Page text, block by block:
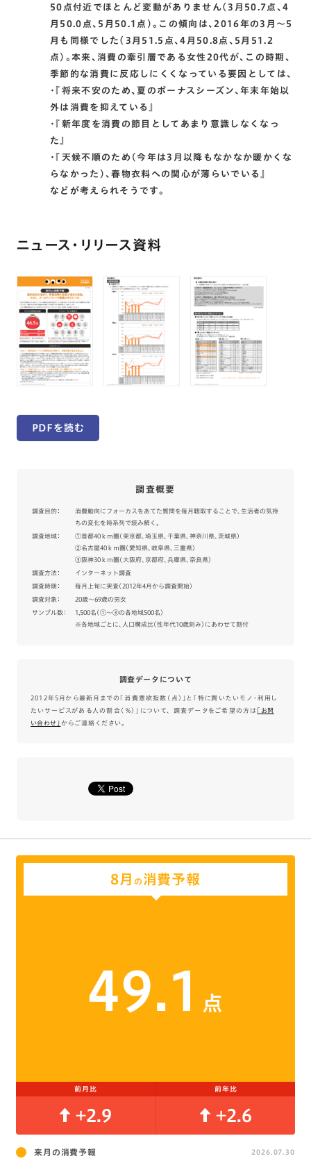
50点付近でほとんど変動がありません（3月50.7点、4
月50.0点、5月50.1点）。この傾向は、2016年の3月〜5
月も同様でした（3月51.5点、4月50.8点、5月51.2
点）。本来、消費の牽引層である女性20代が、この時期、
季節的な消費に反応しにくくなっている要因としては、
・『将来不安のため、夏のボーナスシーズン、年末年始以
外は消費を抑えている』
・『新年度を消費の節目としてあまり意識しなくなっ
た』
・『天候不順のため(今年は3月以降もなかなか暖かくな
らなかった)、春物衣料への関心が薄らいでいる』
などが考えられそうです。
ニュース・リリース資料
PDFを読む
調査概要
調査目的：
消費動向にフォーカスをあてた質問を毎月聴取することで、生活者の気持
ちの変化を時系列で読み解く。
調査地域：
①首都40ｋｍ圏（東京都、埼玉県、千葉県、神奈川県、茨城県）
②名古屋40ｋｍ圏（愛知県、岐阜県、三重県）
③阪神30ｋｍ圏（大阪府、京都府、兵庫県、奈良県）
調査方法： インターネット調査
調査時期： 毎月上旬に実査（2012年4月から調査開始）
調査対象： 20歳～69歳の男女
サンプル数：
1,500名（①～③の各地域500名）
※各地域ごとに、人口構成比（性年代10歳刻み）にあわせて割付
調査データについて
2012年5月から最新月までの「消費意欲指数（点）」と「特に買いたいモノ・利用し
たいサービスがある人の割合（％）」について、 調査データをご希望の方は ｢お問
い合わせ｣ からご連絡ください。
8月 の消費予報
49.1 点
前月比 前年比
+2.9 +2.6
来月の消費予報 2026.07.30